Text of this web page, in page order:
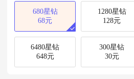
680星钻
68元
1280星钻
128元
6480星钻
648元
300星钻
30元